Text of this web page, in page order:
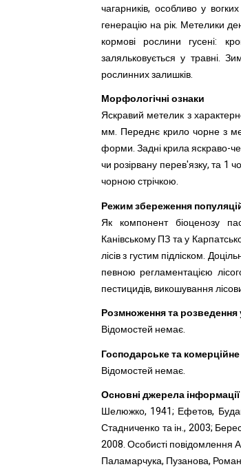
чагарників, особливо у
генерацію на рік. Метелики
кормові рослини гусені:
заляльковується у травні.
рослинних залишків.
Морфологічні ознаки
Яскравий метелик з
мм. Переднє крило чорне з
форми. Задні крила яскраво-
чи розірвану перев'язку, та
чорною стрічкою.
Режим збереження
Як компонент біоценозу
Канівському ПЗ та у
лісів з густим підліском.
певною регламентацією
пестицидів, викошування
Розмноження та
Відомостей немає.
Господарське та
Відомостей немає.
Основні джерела інформації
Шелюжко, 1941; Ефетов,
Стадниченко та ін., 2003;
2008. Особисті повідомлення
Паламарчука, Пузанова,